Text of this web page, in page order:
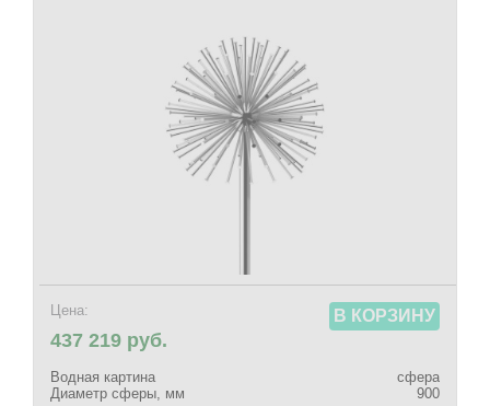
Цена:
437 219 руб.
В КОРЗИНУ
Водная картина
сфера
Диаметр сферы, мм
900